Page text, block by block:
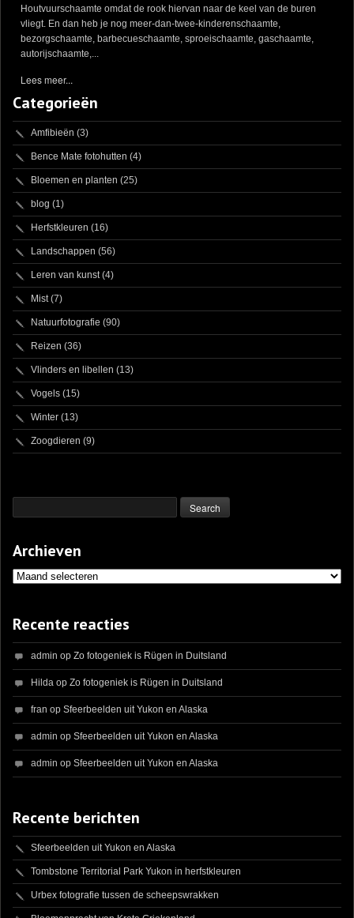
Houtvuurschaamte omdat de rook hiervan naar de keel van de buren
vliegt. En dan heb je nog meer-dan-twee-kinderenschaamte,
bezorgschaamte, barbecueschaamte, sproeischaamte, gaschaamte,
autorijschaamte,...
Lees meer...
Categorieën
Amfibieën (3)
Bence Mate fotohutten (4)
Bloemen en planten (25)
blog (1)
Herfstkleuren (16)
Landschappen (56)
Leren van kunst (4)
Mist (7)
Natuurfotografie (90)
Reizen (36)
Vlinders en libellen (13)
Vogels (15)
Winter (13)
Zoogdieren (9)
Archieven
Archieven
Recente reacties
admin op Zo fotogeniek is Rügen in Duitsland
Hilda op Zo fotogeniek is Rügen in Duitsland
fran op Sfeerbeelden uit Yukon en Alaska
admin op Sfeerbeelden uit Yukon en Alaska
admin op Sfeerbeelden uit Yukon en Alaska
Recente berichten
Sfeerbeelden uit Yukon en Alaska
Tombstone Territorial Park Yukon in herfstkleuren
Urbex fotografie tussen de scheepswrakken